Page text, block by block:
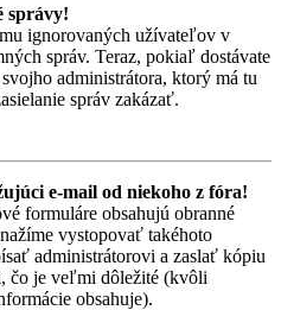
správy!
ignorovaných užívateľov v
správ. Teraz, pokiaľ dostávate
administrátora, ktorý má tu
správ zakázať.
e-mail od niekoho z fóra!
formuláre obsahujú obranné
vystopovať takéhoto
administrátorovi a zaslať kópiu
čo je veľmi dôležité (kvôli
obsahuje).